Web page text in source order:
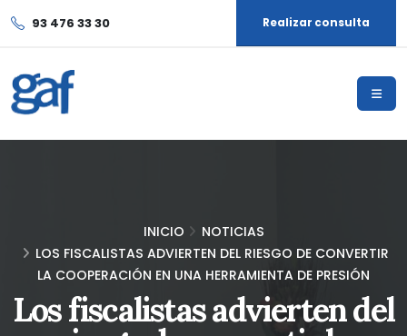
93 476 33 30 Realizar consulta
INICIO
NOTICIAS
LOS FISCALISTAS ADVIERTEN DEL RIESGO DE CONVERTIR
LA COOPERACIÓN EN UNA HERRAMIENTA DE PRESIÓN
Los fiscalistas advierten del